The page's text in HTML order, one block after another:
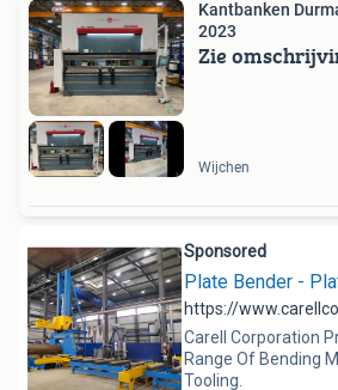
Kantbanken
2023
Zie
Wijchen